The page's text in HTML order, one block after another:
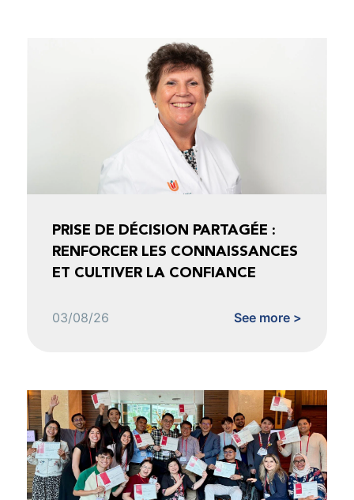
PRISE DE DÉCISION PARTAGÉE :
RENFORCER LES CONNAISSANCES
ET CULTIVER LA CONFIANCE
03/08/26 See more >